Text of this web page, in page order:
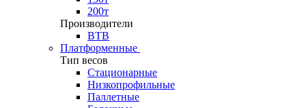
200т
Производители
ВТВ
Платформенные
Тип весов
Стационарные
Низкопрофильные
Паллетные